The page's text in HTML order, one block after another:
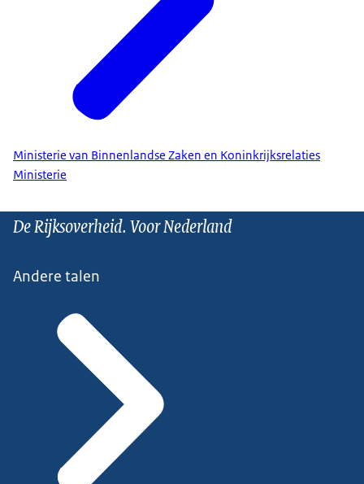
Ministerie van Binnenlandse Zaken en Koninkrijksrelaties
Ministerie
De Rijksoverheid. Voor Nederland
Andere talen